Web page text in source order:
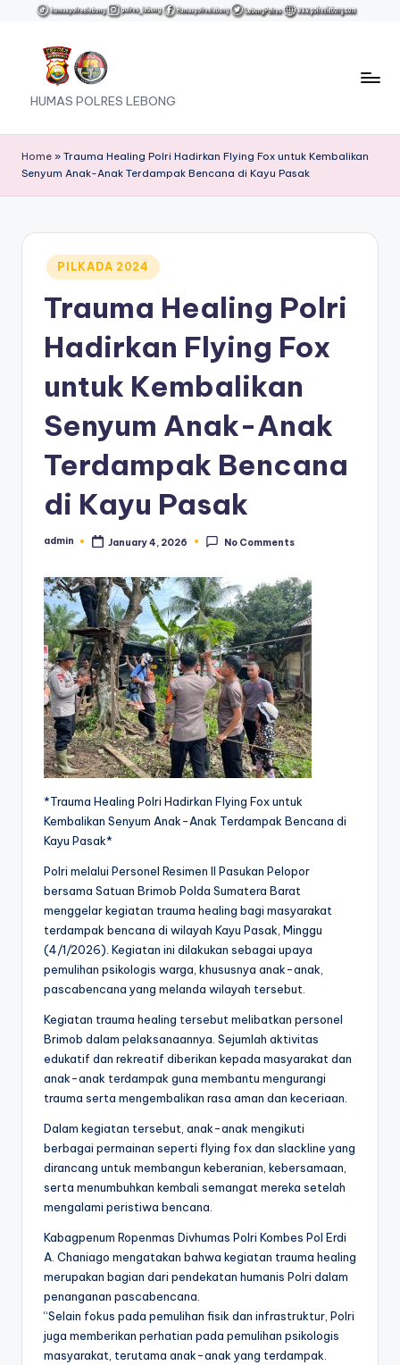
content
HUMAS POLRES LEBONG
Home » Trauma Healing Polri Hadirkan Flying Fox untuk Kembalikan
Senyum Anak-Anak Terdampak Bencana di Kayu Pasak
Posted
in
PILKADA 2024
Trauma Healing Polri
Hadirkan Flying Fox
untuk Kembalikan
Senyum Anak-Anak
Terdampak Bencana
di Kayu Pasak
Posted
admin January 4, 2026 No Comments
*Trauma Healing Polri Hadirkan Flying Fox untuk
Kembalikan Senyum Anak-Anak Terdampak Bencana di
Kayu Pasak*
Polri melalui Personel Resimen II Pasukan Pelopor
bersama Satuan Brimob Polda Sumatera Barat
menggelar kegiatan trauma healing bagi masyarakat
terdampak bencana di wilayah Kayu Pasak, Minggu
(4/1/2026). Kegiatan ini dilakukan sebagai upaya
pemulihan psikologis warga, khususnya anak-anak,
pascabencana yang melanda wilayah tersebut.
Kegiatan trauma healing tersebut melibatkan personel
Brimob dalam pelaksanaannya. Sejumlah aktivitas
edukatif dan rekreatif diberikan kepada masyarakat dan
anak-anak terdampak guna membantu mengurangi
trauma serta mengembalikan rasa aman dan keceriaan.
Dalam kegiatan tersebut, anak-anak mengikuti
berbagai permainan seperti flying fox dan slackline yang
dirancang untuk membangun keberanian, kebersamaan,
serta menumbuhkan kembali semangat mereka setelah
mengalami peristiwa bencana.
Kabagpenum Ropenmas Divhumas Polri Kombes Pol Erdi
A. Chaniago mengatakan bahwa kegiatan trauma healing
merupakan bagian dari pendekatan humanis Polri dalam
penanganan pascabencana.
“Selain fokus pada pemulihan fisik dan infrastruktur, Polri
juga memberikan perhatian pada pemulihan psikologis
masyarakat, terutama anak-anak yang terdampak.